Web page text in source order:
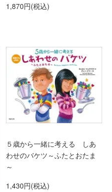
1,870円(税込)
５歳から一緒に考える しあ
わせのバケツ～ふたとおたま
～
1,430円(税込)